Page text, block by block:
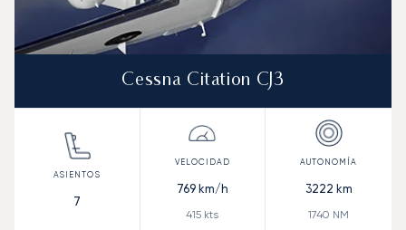
Cessna Citation CJ3
7
769km/h
415 kts
3222 km
1740 NM